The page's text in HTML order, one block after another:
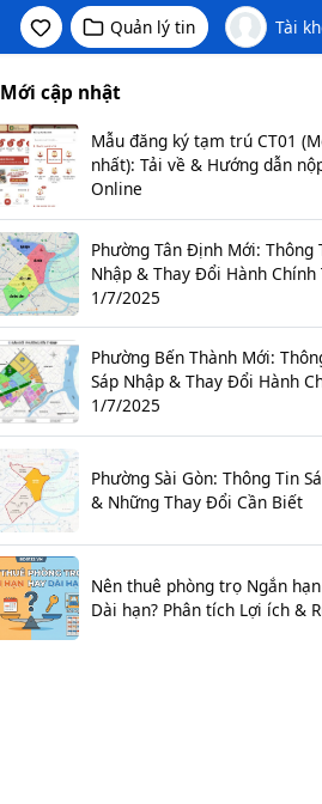
Quản lý tin Tài
Mới cập nhật
Mẫu đăng ký tạm trú CT01
nhất): Tải về & Hướng dẫn
Online
Phường Tân Định Mới: Thông
Nhập & Thay Đổi Hành Chính
1/7/2025
Phường Bến Thành Mới:
Sáp Nhập & Thay Đổi Hành
1/7/2025
Phường Sài Gòn: Thông Tin
& Những Thay Đổi Cần Biết
Nên thuê phòng trọ Ngắn
Dài hạn? Phân tích Lợi ích &